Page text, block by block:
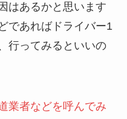
はあるかと思います
であればドライバー1
行ってみるといいの
業者などを呼んでみ